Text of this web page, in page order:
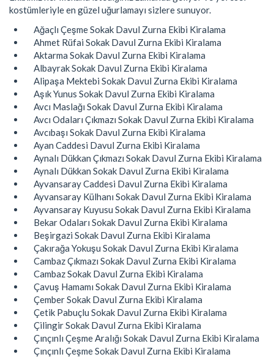
kostümleriyle en güzel uğurlamayı sizlere sunuyor.
Ağaçlı Çeşme Sokak Davul Zurna Ekibi Kiralama
Ahmet Rüfai Sokak Davul Zurna Ekibi Kiralama
Aktarma Sokak Davul Zurna Ekibi Kiralama
Albayrak Sokak Davul Zurna Ekibi Kiralama
Alipaşa Mektebi Sokak Davul Zurna Ekibi Kiralama
Aşık Yunus Sokak Davul Zurna Ekibi Kiralama
Avcı Maslağı Sokak Davul Zurna Ekibi Kiralama
Avcı Odaları Çıkmazı Sokak Davul Zurna Ekibi Kiralama
Avcıbaşı Sokak Davul Zurna Ekibi Kiralama
Ayan Caddesi Davul Zurna Ekibi Kiralama
Aynalı Dükkan Çıkmazı Sokak Davul Zurna Ekibi Kiralama
Aynalı Dükkan Sokak Davul Zurna Ekibi Kiralama
Ayvansaray Caddesi Davul Zurna Ekibi Kiralama
Ayvansaray Külhanı Sokak Davul Zurna Ekibi Kiralama
Ayvansaray Kuyusu Sokak Davul Zurna Ekibi Kiralama
Bekar Odaları Sokak Davul Zurna Ekibi Kiralama
Beşirgazi Sokak Davul Zurna Ekibi Kiralama
Çakırağa Yokuşu Sokak Davul Zurna Ekibi Kiralama
Cambaz Çıkmazı Sokak Davul Zurna Ekibi Kiralama
Cambaz Sokak Davul Zurna Ekibi Kiralama
Çavuş Hamamı Sokak Davul Zurna Ekibi Kiralama
Çember Sokak Davul Zurna Ekibi Kiralama
Çetik Pabuçlu Sokak Davul Zurna Ekibi Kiralama
Çilingir Sokak Davul Zurna Ekibi Kiralama
Çınçınlı Çeşme Aralığı Sokak Davul Zurna Ekibi Kiralama
Çınçınlı Çeşme Sokak Davul Zurna Ekibi Kiralama